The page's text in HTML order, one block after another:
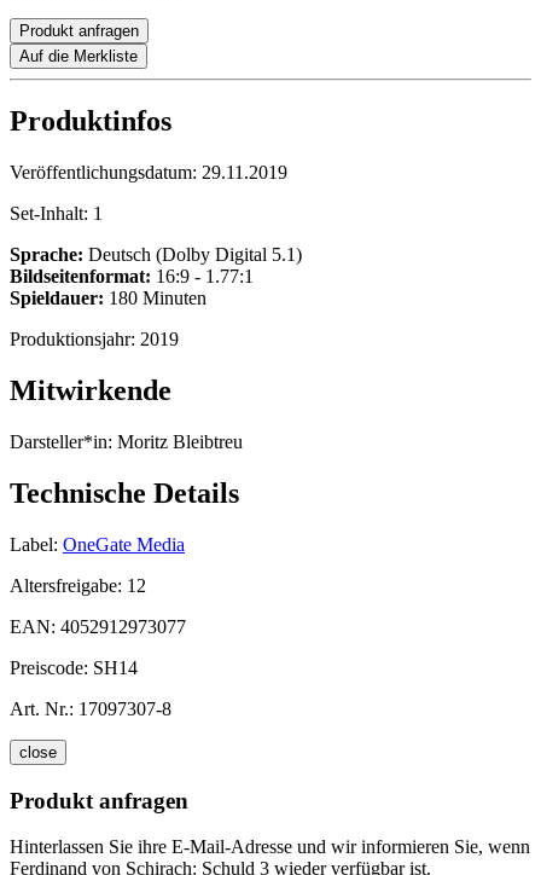
Produkt anfragen
Auf die Merkliste
Produktinfos
Veröffentlichungsdatum: 29.11.2019
Set-Inhalt: 1
Sprache: Deutsch (Dolby Digital 5.1)
Bildseitenformat: 16:9 - 1.77:1
Spieldauer: 180 Minuten
Produktionsjahr: 2019
Mitwirkende
Darsteller*in: Moritz Bleibtreu
Technische Details
Label: OneGate Media
Altersfreigabe: 12
EAN: 4052912973077
Preiscode: SH14
Art. Nr.: 17097307-8
close
Produkt anfragen
Hinterlassen Sie ihre E-Mail-Adresse und wir informieren Sie, wenn
Ferdinand von Schirach: Schuld 3 wieder verfügbar ist.